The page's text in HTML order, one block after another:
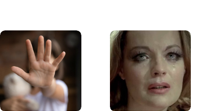
d’intelligence
(théorie
des
intelligences
multiples)
PROBLÈMES
PSYCHOLOGIQUES